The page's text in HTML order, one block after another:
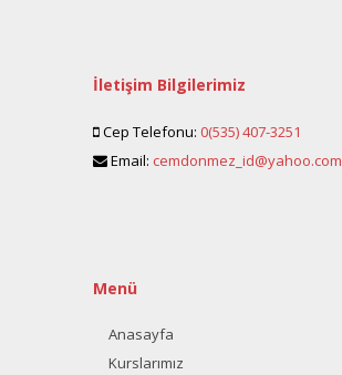
İletişim Bilgilerimiz
Cep Telefonu: 0(535) 407-3251
Email: cemdonmez_id@yahoo.com
Menü
Anasayfa
Kurslarımız